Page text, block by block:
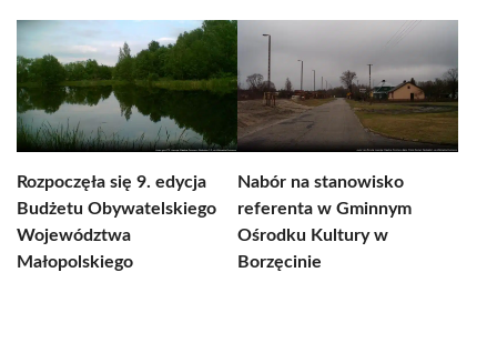
Rozpoczęła się 9. edycja
Budżetu Obywatelskiego
Województwa
Małopolskiego
Nabór na stanowisko
referenta w Gminnym
Ośrodku Kultury w
Borzęcinie